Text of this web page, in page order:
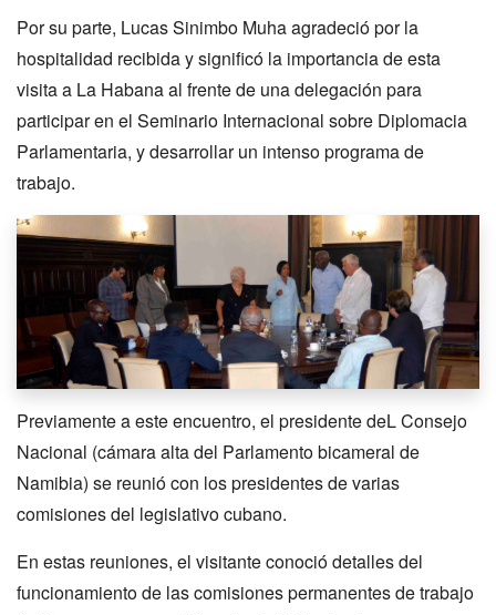
Por su parte, Lucas Sinimbo Muha agradeció por la
hospitalidad recibida y significó la importancia de esta
visita a La Habana al frente de una delegación para
participar en el Seminario Internacional sobre Diplomacia
Parlamentaria, y desarrollar un intenso programa de
trabajo.
Previamente a este encuentro, el presidente deL Consejo
Nacional (cámara alta del Parlamento bicameral de
Namibia) se reunió con los presidentes de varias
comisiones del legislativo cubano.
En estas reuniones, el visitante conoció detalles del
funcionamiento de las comisiones permanentes de trabajo